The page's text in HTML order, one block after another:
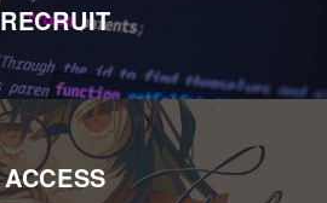
RECRUIT
ACCESS